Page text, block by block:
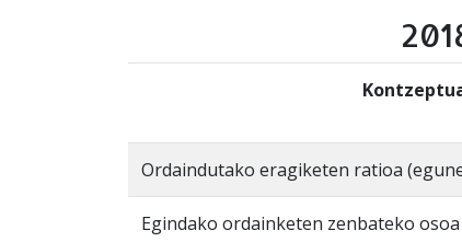
Ordaindutako eragiketen ratioa
Egindako ordainketen zenbateko